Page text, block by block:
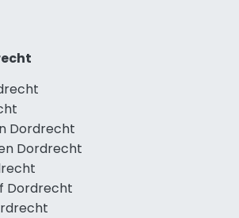
Dordrecht
Dordrecht
Dordrecht